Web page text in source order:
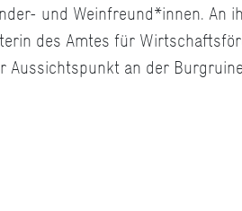
und Weinfreund*innen. An
des Amtes für
an der